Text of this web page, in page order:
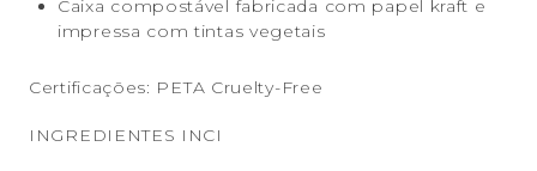
Caixa compostável fabricada com papel kraft e
impressa com tintas vegetais
Certificações: PETA Cruelty-Free
INGREDIENTES INCI